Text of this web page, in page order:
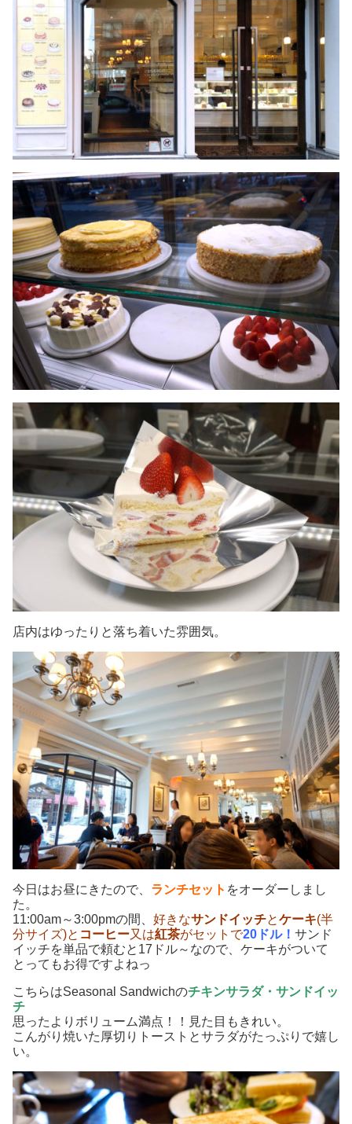
店内はゆったりと落ち着いた雰囲気。
今日はお昼にきたので、 ランチセット をオーダーしまし
た。
11:00am～3:00pmの間、 好きなサンドイッチとケーキ(半
分サイズ)と コーヒー又は紅茶がセットで20ドル！ サンド
イッチを単品で頼むと17ドル～なので、ケーキがついて
とってもお得ですよねっ
こちらはSeasonal Sandwichのチキンサラダ・サンドイッ
チ
思ったよりボリューム満点！！見た目もきれい。
こんがり焼いた厚切りトーストとサラダがたっぷりで嬉し
い。